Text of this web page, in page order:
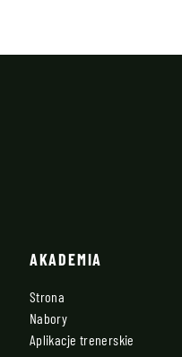
AKADEMIA
Strona
Nabory
Aplikacje trenerskie